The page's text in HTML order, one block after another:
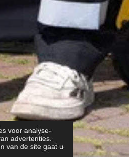
voor analyse-
advertenties.
van de site gaat u